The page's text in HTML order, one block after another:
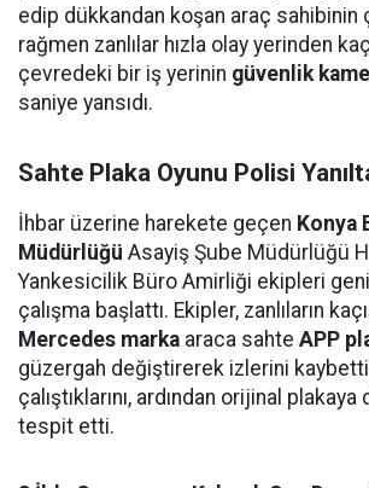
edip dükkandan koşan araç sahibinin
rağmen zanlılar hızla olay yerinden
çevredeki bir iş yerinin güvenlik
saniye yansıdı.
Sahte Plaka Oyunu Polisi
İhbar üzerine harekete geçen Konya
Müdürlüğü Asayiş Şube Müdürlüğü
Yankesicilik Büro Amirliği ekipleri
çalışma başlattı. Ekipler, zanlıların
Mercedes marka araca sahte APP
güzergah değiştirerek izlerini
çalıştıklarını, ardından orijinal
tespit etti.